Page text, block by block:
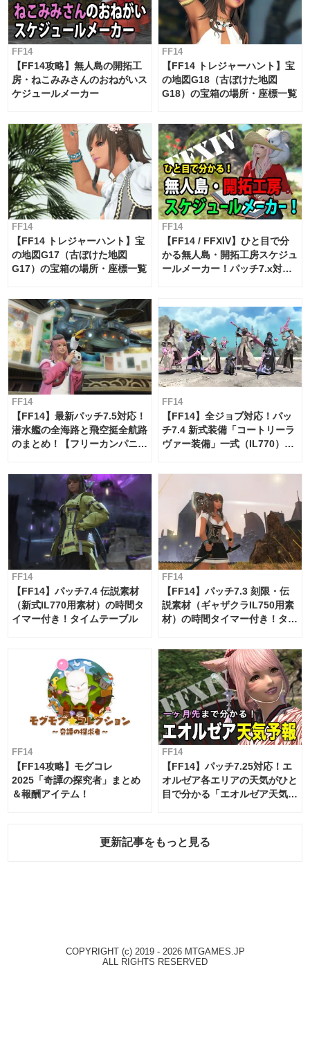
FF14
【FF14攻略】無人島の開拓工
房・ねこみみさんのおねがいス
ケジュールメーカー
FF14
【FF14 トレジャーハント】宝
の地図G18（古ぼけた地図
G18）の宝箱の場所・座標一覧
FF14
【FF14 トレジャーハント】宝
の地図G17（古ぼけた地図
G17）の宝箱の場所・座標一覧
FF14
【FF14 / FFXIV】ひと目で分
かる無人島・開拓工房スケジュ
ールメーカー！パッチ7.x対応
FF14
【FF14】最新パッチ7.5対応！
潜水艦の全海路と飛空挺全航路
のまとめ！【フリーカンパニ
FF14
【FF14】全ジョブ対応！パッ
チ7.4 新式装備「コートリーラ
ヴァー装備」一式（IL770）の
FF14
【FF14】パッチ7.4 伝説素材
（新式IL770用素材）の時間タ
イマー付き！タイムテーブル
FF14
【FF14】パッチ7.3 刻限・伝
説素材（ギャザクラIL750用素
材）の時間タイマー付き！タイ
FF14
【FF14攻略】モグコレ
2025「奇譚の探究者」まとめ
＆報酬アイテム！
FF14
【FF14】パッチ7.25対応！エ
オルゼア各エリアの天気がひと
目で分かる「エオルゼア天気予
更新記事をもっと見る
COPYRIGHT (c) 2019 - 2026 MTGAMES.JP
ALL RIGHTS RESERVED